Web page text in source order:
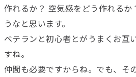
作れるか？ 空気感をどう作れるか
うなと思います。
ベテランと初心者とがうまくお互
すね。
仲間も必要ですからね。でも、そ